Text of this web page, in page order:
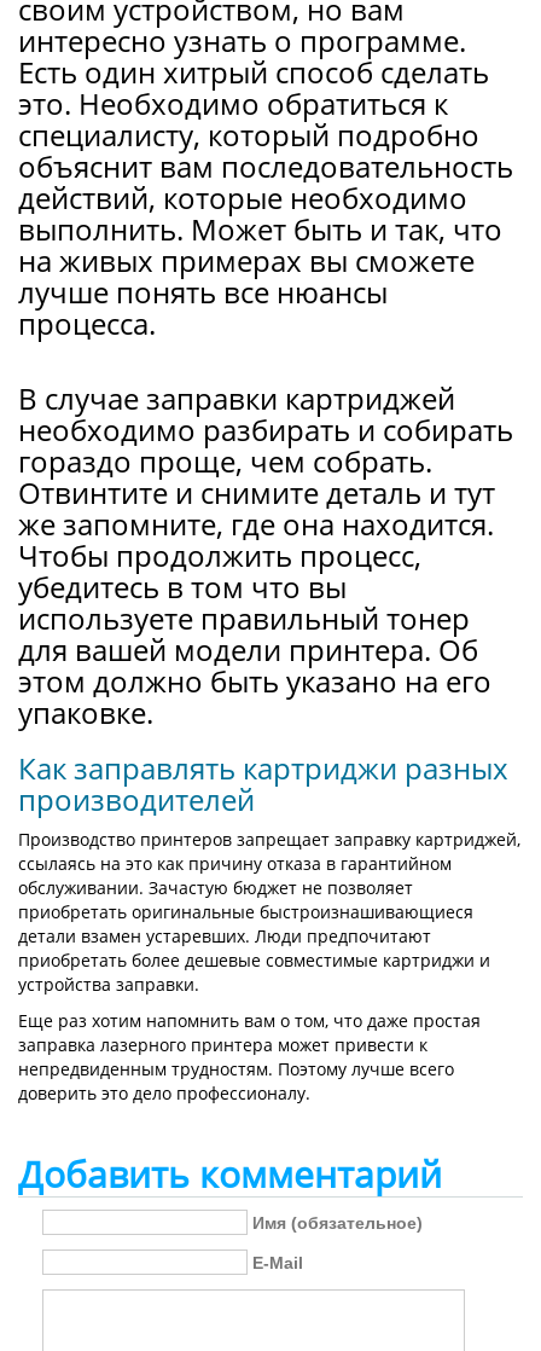
своим устройством, но вам
интересно узнать о программе.
Есть один хитрый способ сделать
это. Необходимо обратиться к
специалисту, который подробно
объяснит вам последовательность
действий, которые необходимо
выполнить. Может быть и так, что
на живых примерах вы сможете
лучше понять все нюансы
процесса.
В случае заправки картриджей
необходимо разбирать и собирать
гораздо проще, чем собрать.
Отвинтите и снимите деталь и тут
же запомните, где она находится.
Чтобы продолжить процесс,
убедитесь в том что вы
используете правильный тонер
для вашей модели принтера. Об
этом должно быть указано на его
упаковке.
Как заправлять картриджи разных
производителей
Производство принтеров запрещает заправку картриджей,
ссылаясь на это как причину отказа в гарантийном
обслуживании. Зачастую бюджет не позволяет
приобретать оригинальные быстроизнашивающиеся
детали взамен устаревших. Люди предпочитают
приобретать более дешевые совместимые картриджи и
устройства заправки.
Еще раз хотим напомнить вам о том, что даже простая
заправка лазерного принтера может привести к
непредвиденным трудностям. Поэтому лучше всего
доверить это дело профессионалу.
Добавить комментарий
Имя (обязательное)
E-Mail